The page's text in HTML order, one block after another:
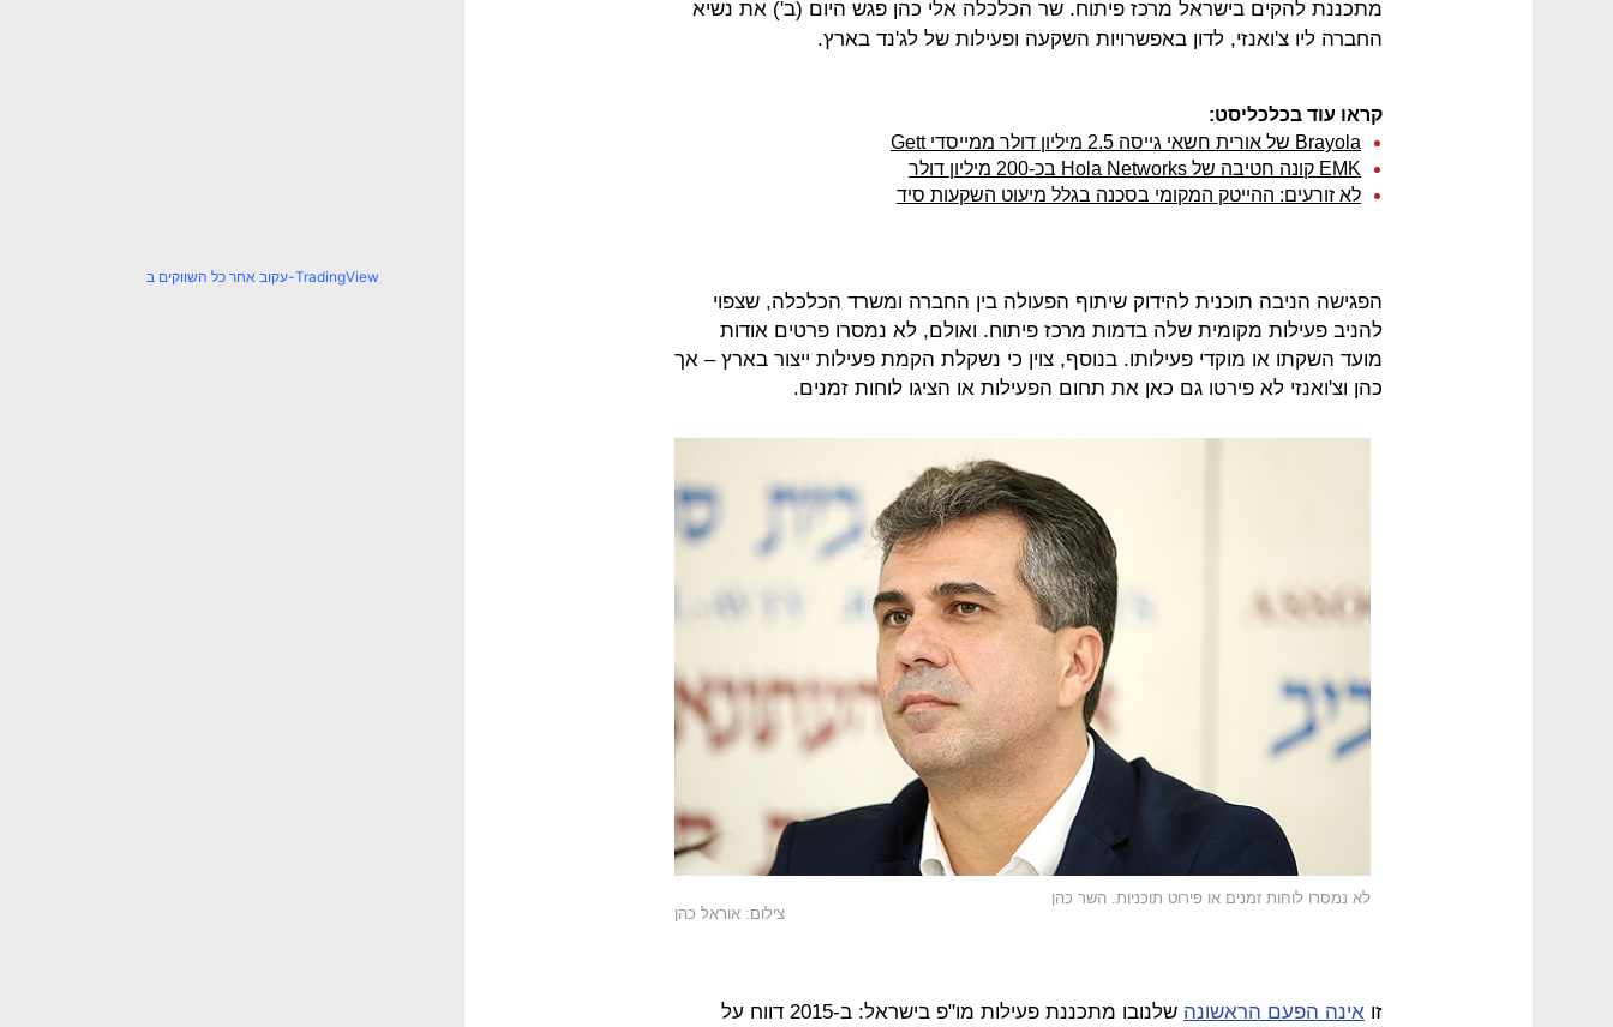
מתכננת להקים בישראל מרכז פיתוח. שר הכלכלה אלי כהן פגש היום (ב') את נשיא
החברה ליו צ'ואנזי, לדון באפשרויות השקעה ופעילות של לג'נד בארץ.
קראו עוד בכלכליסט:
Brayola של אורית חשאי גייסה 2.5 מיליון דולר ממייסדי Gett
EMK קונה חטיבה של Hola Networks בכ-200 מיליון דולר
לא זורעים: ההייטק המקומי בסכנה בגלל מיעוט השקעות סיד
הפגישה הניבה תוכנית להידוק שיתוף הפעולה בין החברה ומשרד הכלכלה, שצפוי
להניב פעילות מקומית שלה בדמות מרכז פיתוח. ואולם, לא נמסרו פרטים אודות
מועד השקתו או מוקדי פעילותו. בנוסף, צוין כי נשקלת הקמת פעילות ייצור בארץ – אך
כהן וצ'ואנזי לא פירטו גם כאן את תחום הפעילות או הציגו לוחות זמנים.
לא נמסרו לוחות זמנים או פירוט תוכניות. השר כהן
צילום: אוראל כהן
זו אינה הפעם הראשונה
שלנובו מתכננת פעילות מו"פ בישראל: ב-2015 דווח על
עקוב אחר כל השווקים ב-TradingView